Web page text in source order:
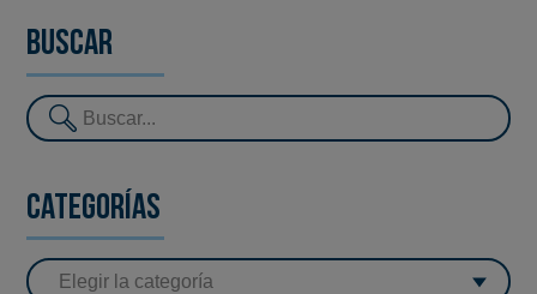
Buscar
Categorías